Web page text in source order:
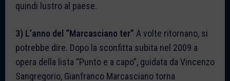
quindi lustro al paese.
3) L’anno del “Marcasciano ter” A volte ritornano, si
potrebbe dire. Dopo la sconfitta subita nel 2009 a
opera della lista “Punto e a capo”, guidata da Vincenzo
Sangregorio, Gianfranco Marcasciano torna